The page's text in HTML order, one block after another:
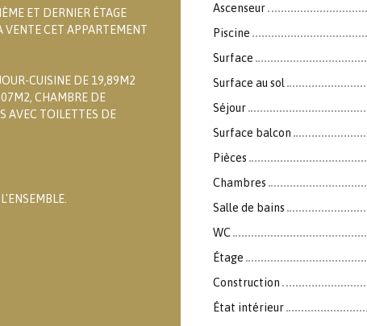
ET DERNIER ÉTAGE
VENTE CET APPARTEMENT
CUISINE DE 19,89M2
CHAMBRE DE
AVEC TOILETTES DE
Ascenseur
Piscine
Surface
Surface au sol
Séjour
Surface balcon
Pièces
Chambres
Salle de bains
WC
Étage
Construction
État intérieur